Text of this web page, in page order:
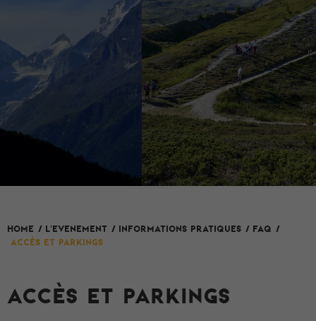
HOME / L'evenement / Informations pratiques / FAQ /
Accès et Parkings
ACCÈS ET PARKINGS